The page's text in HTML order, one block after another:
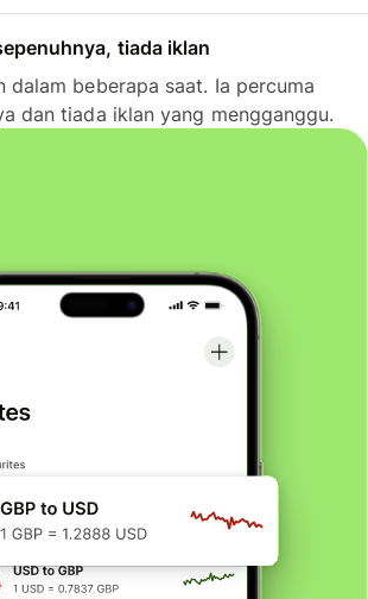
tiada iklan
dalam beberapa saat. Ia percuma
dan tiada iklan yang mengganggu.